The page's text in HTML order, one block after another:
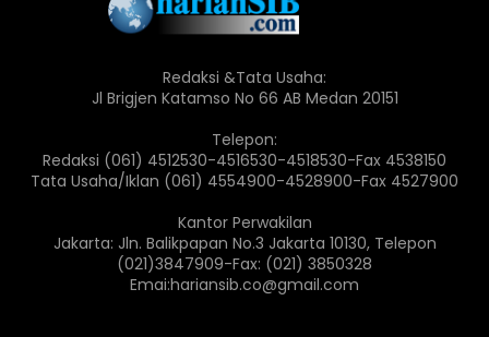
Redaksi &Tata Usaha:
Jl Brigjen Katamso No 66 AB Medan 20151
Telepon:
Redaksi (061) 4512530-4516530-4518530-Fax 4538150
Tata Usaha/Iklan (061) 4554900-4528900-Fax 4527900
Kantor Perwakilan
Jakarta: Jln. Balikpapan No.3 Jakarta 10130, Telepon
(021)3847909-Fax: (021) 3850328
Emai:hariansib.co@gmail.com